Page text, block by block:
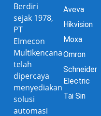
Berdiri
sejak 1978,
PT
Elmecon
Multikencana
telah
dipercaya
menyediakan
solusi
automasi
Aveva
Hikvision
Moxa
Omron
Schneider
Electric
Tai Sin